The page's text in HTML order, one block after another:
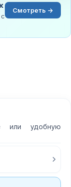
Смотреть →
или удобную